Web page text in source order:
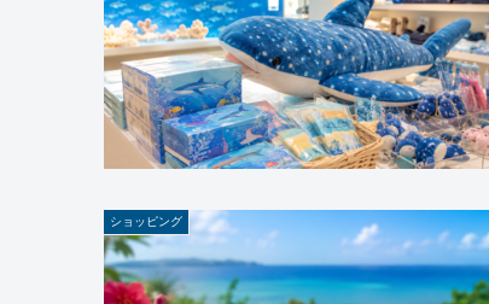
ショッピング